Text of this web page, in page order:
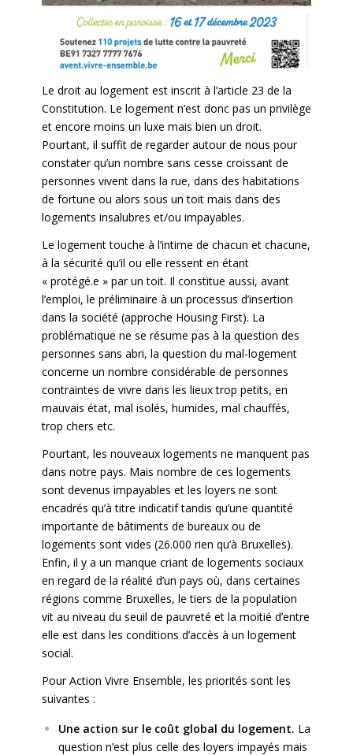
Le droit au logement est inscrit à l’article 23 de la
Constitution. Le logement n’est donc pas un privilège
et encore moins un luxe mais bien un droit.
Pourtant, il suffit de regarder autour de nous pour
constater qu’un nombre sans cesse croissant de
personnes vivent dans la rue, dans des habitations
de fortune ou alors sous un toit mais dans des
logements insalubres et/ou impayables.
Le logement touche à l’intime de chacun et chacune,
à la sécurité qu’il ou elle ressent en étant
« protégé.e » par un toit. Il constitue aussi, avant
l’emploi, le préliminaire à un processus d’insertion
dans la société (approche Housing First). La
problématique ne se résume pas à la question des
personnes sans abri, la question du mal-logement
concerne un nombre considérable de personnes
contraintes de vivre dans les lieux trop petits, en
mauvais état, mal isolés, humides, mal chauffés,
trop chers etc.
Pourtant, les nouveaux logements ne manquent pas
dans notre pays. Mais nombre de ces logements
sont devenus impayables et les loyers ne sont
encadrés qu’à titre indicatif tandis qu’une quantité
importante de bâtiments de bureaux ou de
logements sont vides (26.000 rien qu’à Bruxelles).
Enfin, il y a un manque criant de logements sociaux
en regard de la réalité d’un pays où, dans certaines
régions comme Bruxelles, le tiers de la population
vit au niveau du seuil de pauvreté et la moitié d’entre
elle est dans les conditions d’accès à un logement
social.
Pour Action Vivre Ensemble, les priorités sont les
suivantes :
Une action sur le coût global du logement. La
question n’est plus celle des loyers impayés mais